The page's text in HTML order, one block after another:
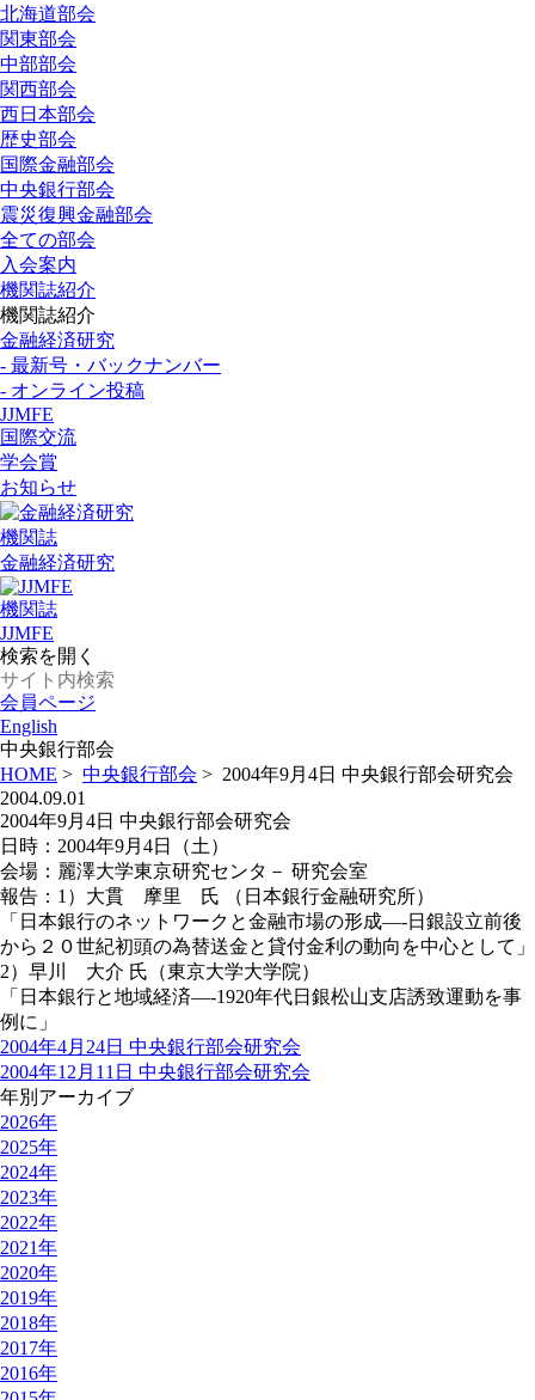
北海道部会
関東部会
中部部会
関西部会
西日本部会
歴史部会
国際金融部会
中央銀行部会
震災復興金融部会
全ての部会
入会案内
機関誌紹介
機関誌紹介
金融経済研究
- 最新号・バックナンバー
- オンライン投稿
JJMFE
国際交流
学会賞
お知らせ
機関誌
金融経済研究
機関誌
JJMFE
検索を開く
会員ページ
English
中央銀行部会
HOME > 中央銀行部会 > 2004年9月4日 中央銀行部会研究会
2004.09.01
2004年9月4日 中央銀行部会研究会
日時：2004年9月4日（土）
会場：麗澤大学東京研究センタ－ 研究会室
報告：1）大貫 摩里 氏 （日本銀行金融研究所）
「日本銀行のネットワークと金融市場の形成—-日銀設立前後
から２０世紀初頭の為替送金と貸付金利の動向を中心として」
2）早川 大介 氏（東京大学大学院）
「日本銀行と地域経済—-1920年代日銀松山支店誘致運動を事
例に」
2004年4月24日 中央銀行部会研究会
2004年12月11日 中央銀行部会研究会
年別アーカイブ
2026年
2025年
2024年
2023年
2022年
2021年
2020年
2019年
2018年
2017年
2016年